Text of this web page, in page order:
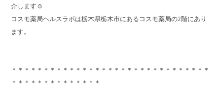
介します☺
コスモ薬局ヘルスラボは栃木県栃木市にあるコスモ薬局の2階にあり
ます。
＊＊＊＊＊＊＊＊＊＊＊＊＊＊＊＊＊＊＊＊＊＊＊＊＊＊＊＊＊＊＊
＊＊＊＊＊＊＊＊＊＊＊＊＊＊